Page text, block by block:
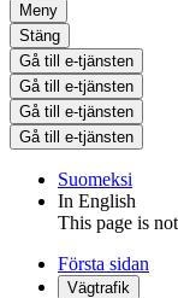
Meny
Stäng
Gå till e-tjänsten
Gå till e-tjänsten
Gå till e-tjänsten
Gå till e-tjänsten
Suomeksi
In English
This page is
Första sidan
Vägtrafik